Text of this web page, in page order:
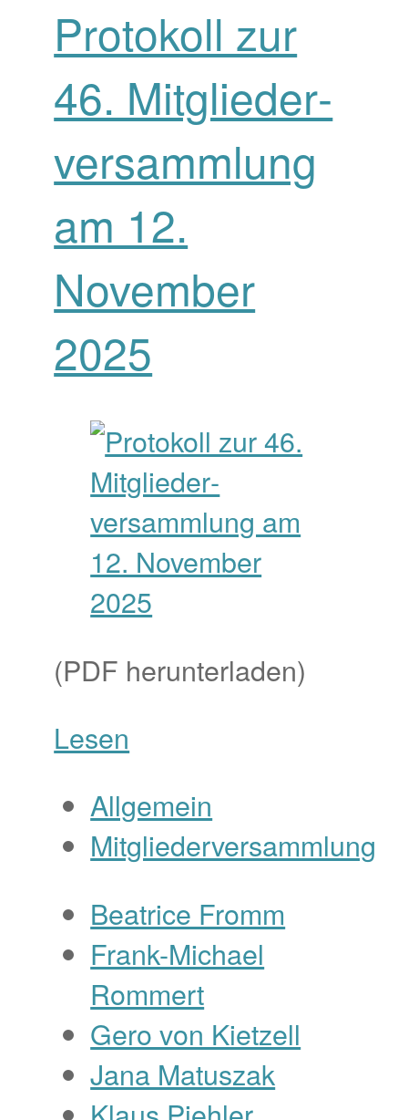
Protokoll zur
46. Mitglieder­
versamm­lung
am 12.
November
2025
(PDF herunterladen)
Lesen
Allgemein
Mitgliederversammlung
Beatrice Fromm
Frank-Michael
Rommert
Gero von Kietzell
Jana Matuszak